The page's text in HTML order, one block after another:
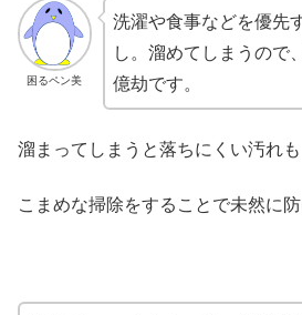
困るペン美
洗濯や食事などを優先
し。溜めてしまうので
億劫です。
溜まってしまうと落ちにくい汚れも
こまめな掃除をすることで未然に防